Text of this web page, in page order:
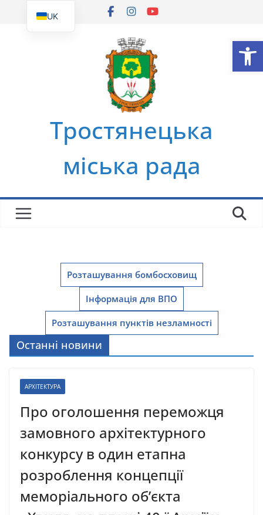
Тростянецька
міська рада
Розташування бомбосховищ
Інформація для ВПО
Розташування пунктів незламності
Останні новини
АРХІТЕКТУРА
Про оголошення переможця
замовного архітектурного
конкурсу в один етапна
розроблення концепції
меморіального об’єкта
UK